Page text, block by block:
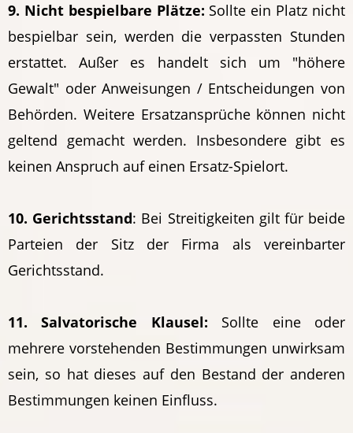
9. Nicht bespielbare Plätze: Sollte ein Platz nicht
bespielbar sein, werden die verpassten Stunden
erstattet. Außer es handelt sich um "höhere
Gewalt" oder Anweisungen / Entscheidungen von
Behörden. Weitere Ersatzansprüche können nicht
geltend gemacht werden. Insbesondere gibt es
keinen Anspruch auf einen Ersatz-Spielort.
10. Gerichtsstand: Bei Streitigkeiten gilt für beide
Parteien der Sitz der Firma als vereinbarter
Gerichtsstand.
11. Salvatorische Klausel: Sollte eine oder
mehrere vorstehenden Bestimmungen unwirksam
sein, so hat dieses auf den Bestand der anderen
Bestimmungen keinen Einfluss.